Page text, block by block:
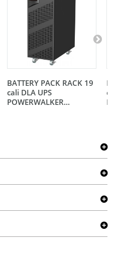
BATTERY PACK RACK 19
cali DLA UPS
POWERWALKER...
cali